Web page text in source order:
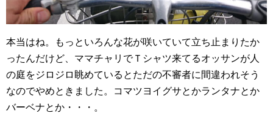
本当はね。もっといろんな花が咲いていて立ち止まりたか
ったんだけど、ママチャリでＴシャツ来てるオッサンが人
の庭をジロジロ眺めているとただの不審者に間違われそう
なのでやめときました。コマツヨイグサとかランタナとか
バーベナとか・・・。